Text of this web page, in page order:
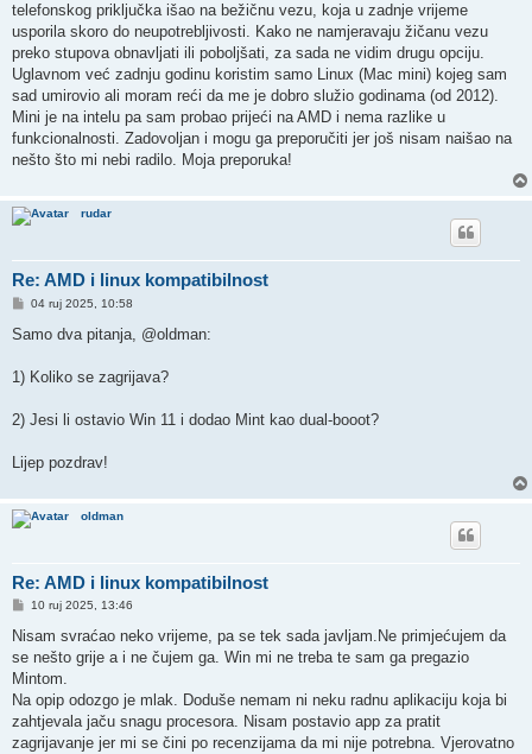
telefonskog priključka išao na bežičnu vezu, koja u zadnje vrijeme
usporila skoro do neupotrebljivosti. Kako ne namjeravaju žičanu vezu
preko stupova obnavljati ili poboljšati, za sada ne vidim drugu opciju.
Uglavnom već zadnju godinu koristim samo Linux (Mac mini) kojeg sam
sad umirovio ali moram reći da me je dobro služio godinama (od 2012).
Mini je na intelu pa sam probao prijeći na AMD i nema razlike u
funkcionalnosti. Zadovoljan i mogu ga preporučiti jer još nisam naišao na
nešto što mi nebi radilo. Moja preporuka!
rudar
Re: AMD i linux kompatibilnost
P
s
04 ruj 2025, 10:58
Samo dva pitanja, @oldman:
1) Koliko se zagrijava?
2) Jesi li ostavio Win 11 i dodao Mint kao dual-booot?
Lijep pozdrav!
oldman
Re: AMD i linux kompatibilnost
P
s
10 ruj 2025, 13:46
Nisam svraćao neko vrijeme, pa se tek sada javljam.Ne primjećujem da
se nešto grije a i ne čujem ga. Win mi ne treba te sam ga pregazio
Mintom.
Na opip odozgo je mlak. Doduše nemam ni neku radnu aplikaciju koja bi
zahtjevala jaču snagu procesora. Nisam postavio app za pratit
zagrijavanje jer mi se čini po recenzijama da mi nije potrebna. Vjerovatno